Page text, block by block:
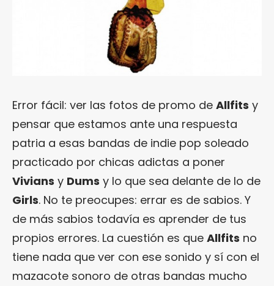
Error fácil: ver las fotos de promo de Allfits y
pensar que estamos ante una respuesta
patria a esas bandas de indie pop soleado
practicado por chicas adictas a poner
Vivians y Dums y lo que sea delante de lo de
Girls. No te preocupes: errar es de sabios. Y
de más sabios todavía es aprender de tus
propios errores. La cuestión es que Allfits no
tiene nada que ver con ese sonido y sí con el
mazacote sonoro de otras bandas mucho